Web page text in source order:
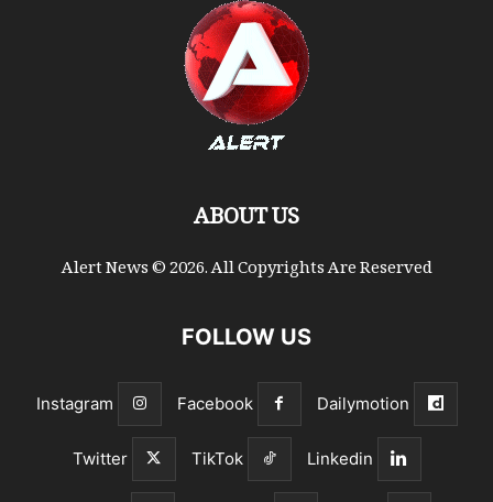
ABOUT US
Alert News © 2026. All Copyrights Are Reserved
FOLLOW US
Dailymotion
Facebook
Instagram
Linkedin
TikTok
Twitter